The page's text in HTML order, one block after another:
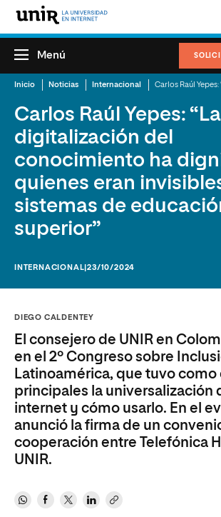
Menú
Inicio Noticias Internacional
Carlos Raúl Yepes: “La
digitalización del
conocimiento ha
quienes eran
sistemas de
superior”
INTERNACIONAL |23/10/2024
DIEGO CALDENTEY
El consejero de UNIR en
en el 2º Congreso sobre
Latinoamérica, que tuvo como
principales la universalización
internet y cómo usarlo. En el
anunció la firma de un
cooperación entre Telefónica
UNIR.